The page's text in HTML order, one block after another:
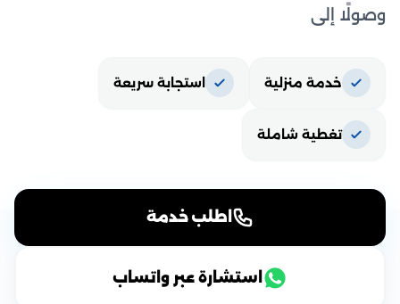
وصولًا إلى
خدمة منزلية استجابة سريعة
تغطية شاملة
اطلب خدمة
استشارة عبر واتساب